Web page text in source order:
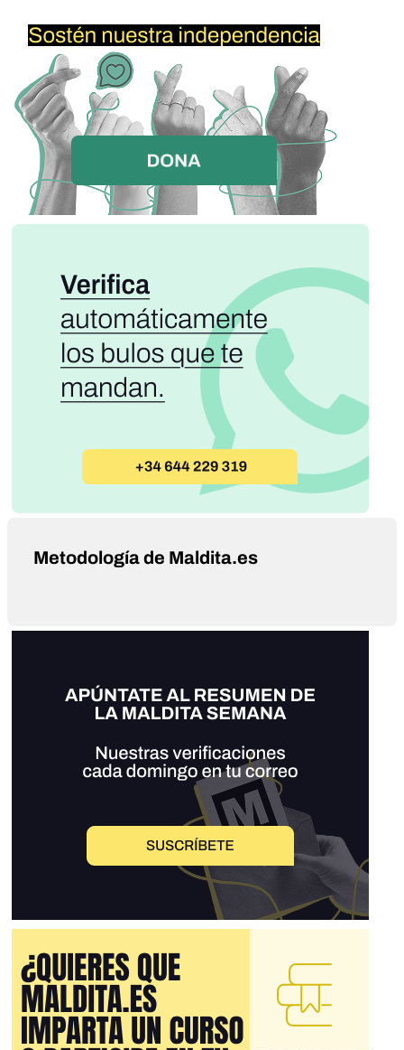
Metodología de Maldita.es